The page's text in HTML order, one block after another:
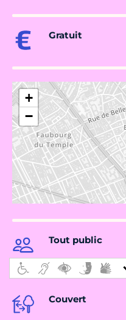
Gratuit
+
−
Tout public
Couvert